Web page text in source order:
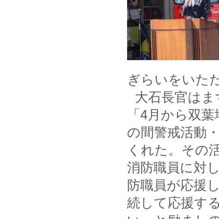
ぎらいをいた
大石長官は
「4月から双
の間警戒活動
くれた。その
消防職員に対
防職員が応援
続して応援す